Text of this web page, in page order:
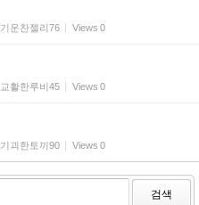
기운찬젤리76 Views 0
교활한루비45 Views 0
기괴한토끼90 Views 0
검색